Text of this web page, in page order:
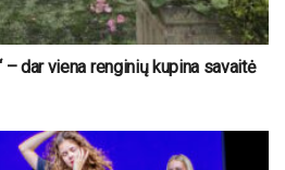
– dar viena renginių kupina savaitė